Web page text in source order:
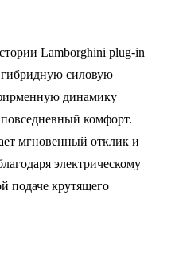
Lamborghini plug-in
силовую
динамику
комфорт.
мгновенный отклик и
электрическому
подаче крутящего